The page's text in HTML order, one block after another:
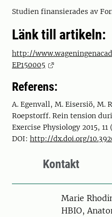
Studien finansierades av
Länk till artikeln:
http://
EP150005
Referens:
A. Egenvall, M. Eisersiö, M.
Roepstorff. Rein tension
Exercise Physiology 2015, 11
DOI: http://dx.doi.org/
Kontakt
PersonMarie
HBIO,